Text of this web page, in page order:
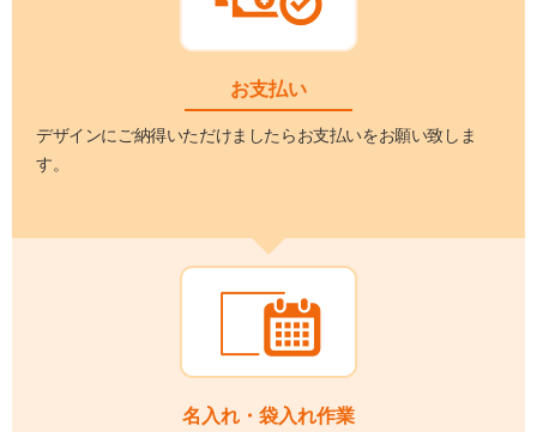
お支払い
デザインにご納得いただけましたらお支払いをお願い致しま
す。
名入れ・袋入れ作業